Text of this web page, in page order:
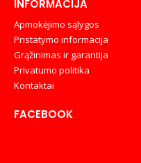
INFORMACIJA
Apmokėjimo sąlygos
Pristatymo informacija
Grąžinimas ir garantija
Privatumo politika
Kontaktai
FACEBOOK